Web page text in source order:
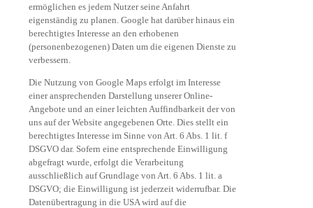
ermöglichen es jedem Nutzer seine Anfahrt
eigenständig zu planen. Google hat darüber hinaus ein
berechtigtes Interesse an den erhobenen
(personenbezogenen) Daten um die eigenen Dienste zu
verbessern.
Die Nutzung von Google Maps erfolgt im Interesse
einer ansprechenden Darstellung unserer Online-
Angebote und an einer leichten Auffindbarkeit der von
uns auf der Website angegebenen Orte. Dies stellt ein
berechtigtes Interesse im Sinne von Art. 6 Abs. 1 lit. f
DSGVO dar. Sofern eine entsprechende Einwilligung
abgefragt wurde, erfolgt die Verarbeitung
ausschließlich auf Grundlage von Art. 6 Abs. 1 lit. a
DSGVO; die Einwilligung ist jederzeit widerrufbar. Die
Datenübertragung in die USA wird auf die